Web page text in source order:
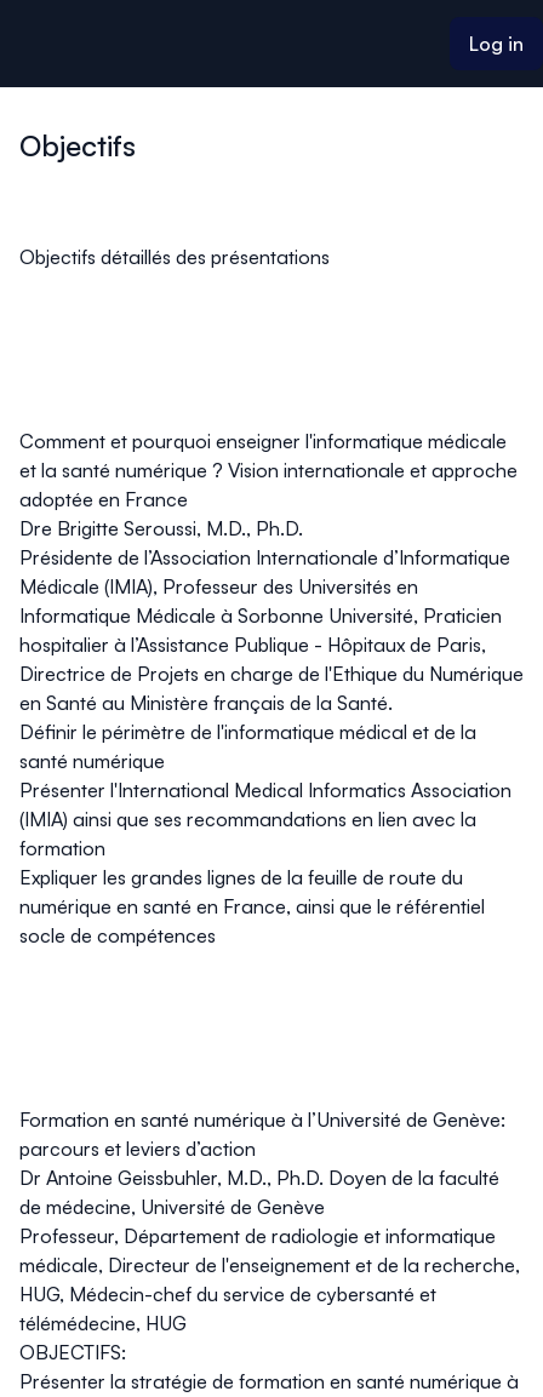
Log in
Objectifs
Objectifs détaillés des présentations
Comment et pourquoi enseigner l'informatique médicale
et la santé numérique ? Vision internationale et approche
adoptée en France
Dre Brigitte Seroussi, M.D., Ph.D.
Présidente de l’Association Internationale d’Informatique
Médicale (IMIA), Professeur des Universités en
Informatique Médicale à Sorbonne Université, Praticien
hospitalier à l’Assistance Publique - Hôpitaux de Paris,
Directrice de Projets en charge de l'Ethique du Numérique
en Santé au Ministère français de la Santé.
Définir le périmètre de l'informatique médical et de la
santé numérique
Présenter l'International Medical Informatics Association
(IMIA) ainsi que ses recommandations en lien avec la
formation
Expliquer les grandes lignes de la feuille de route du
numérique en santé en France, ainsi que le référentiel
socle de compétences
Formation en santé numérique à l’Université de Genève:
parcours et leviers d’action
Dr Antoine Geissbuhler, M.D., Ph.D. Doyen de la faculté
de médecine, Université de Genève
Professeur, Département de radiologie et informatique
médicale, Directeur de l'enseignement et de la recherche,
HUG, Médecin-chef du service de cybersanté et
télémédecine, HUG
OBJECTIFS:
Présenter la stratégie de formation en santé numérique à